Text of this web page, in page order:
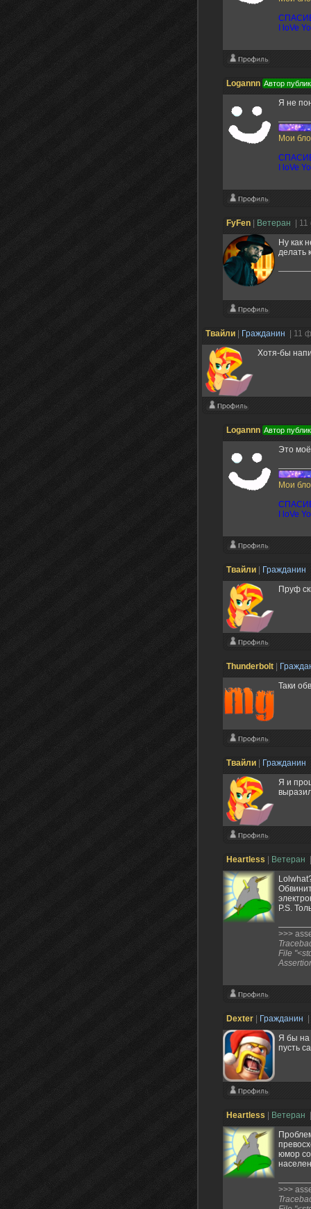
I loVe
Logannn Автор
Я не
Мои
I loVe
FyFen Ветеран
|
Ну как
делать
Твайли Гражданин
| 11
Хотя-бы
Logannn Автор
Это
Мои
I loVe
Твайли Гражданин
Пруф
Thunderbоlt
Таки
Твайли Гражданин
Я и
Heartless Ветеран
P.S.
>>>
File
Deхter Гражданин
Я бы на
пусть
Heartless Ветеран
юмор
>>>